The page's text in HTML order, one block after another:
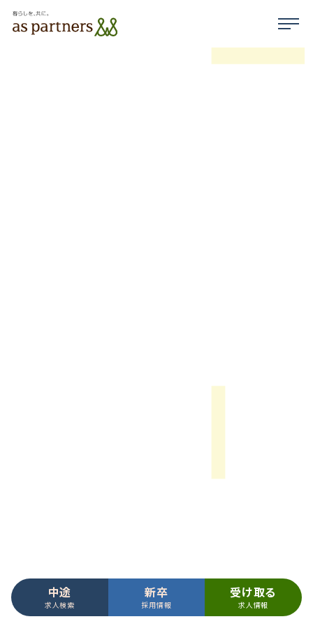
中途
求人検索
新卒
採用情報
受け取る
求人情報